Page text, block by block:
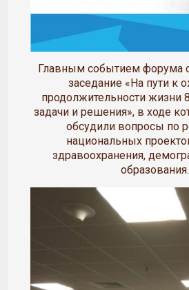
Главным событием форума
заседание «На пути к
продолжительности жизни
задачи и решения», в ходе
обсудили вопросы по
национальных
здравоохранения,
образования.